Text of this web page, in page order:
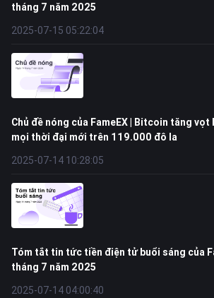
tháng 7 năm 2025
2025-07-15 05:22:04
Chủ đề nóng của FameEX | Bitcoin tăng
mọi thời đại mới trên 119.000 đô la
2025-07-14 10:28:05
Tóm tắt tin tức tiền điện tử buổi sáng của
tháng 7 năm 2025
2025-07-14 04:00:40